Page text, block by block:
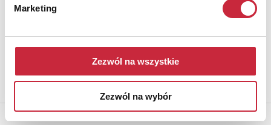
Marketing
Zezwól na wszystkie
Zezwól na wybór